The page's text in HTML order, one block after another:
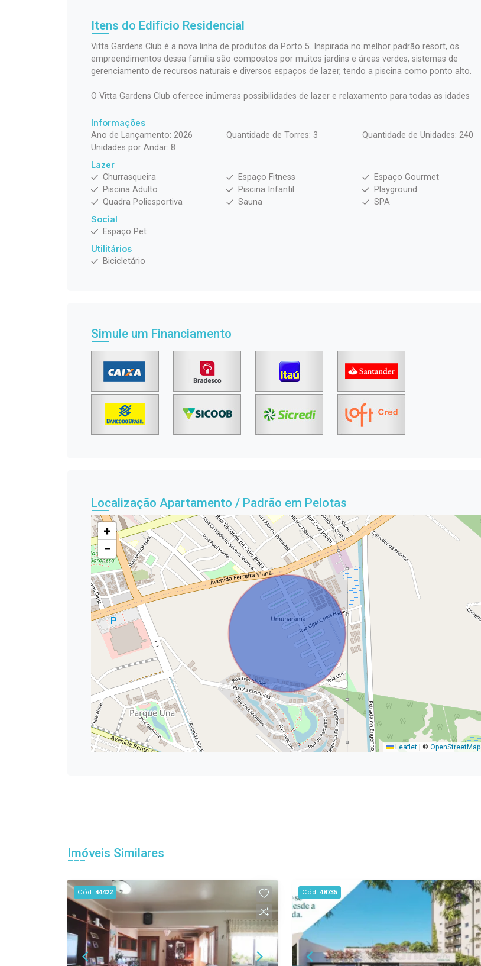
Itens do Edifício Residencial
Vitta Gardens Club é a nova linha de produtos da Porto 5. Inspirada no melhor padrão resort, os
empreendimentos dessa família são compostos por muitos jardins e áreas verdes, sistemas de
gerenciamento de recursos naturais e diversos espaços de lazer, tendo a piscina como ponto alto.
O Vitta Gardens Club oferece inúmeras possibilidades de lazer e relaxamento para todas as idades
Informações
Ano de Lançamento: 2026
Quantidade de Torres: 3
Quantidade de Unidades: 240
Unidades por Andar: 8
Lazer
Churrasqueira
Espaço Fitness
Espaço Gourmet
Piscina Adulto
Piscina Infantil
Playground
Quadra Poliesportiva
Sauna
SPA
Social
Espaço Pet
Utilitários
Bicicletário
Simule um Financiamento
Localização Apartamento / Padrão em Pelotas
+
−
Leaflet © OpenStreetMap
Imóveis Similares
Cód. 44422 Cód. 48735